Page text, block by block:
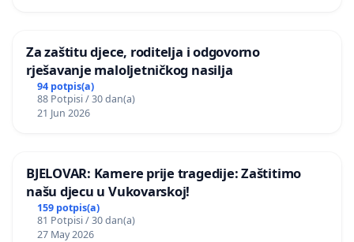
Za zaštitu djece, roditelja i odgovorno
rješavanje maloljetničkog nasilja
94 potpis(a)
88 Potpisi / 30 dan(a)
21 Jun 2026
BJELOVAR: Kamere prije tragedije: Zaštitimo
našu djecu u Vukovarskoj!
159 potpis(a)
81 Potpisi / 30 dan(a)
27 May 2026